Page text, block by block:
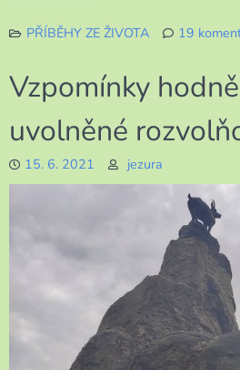
PŘÍBĚHY ZE ŽIVOTA
19
Vzpomínky
uvolněné
15. 6. 2021 jezura